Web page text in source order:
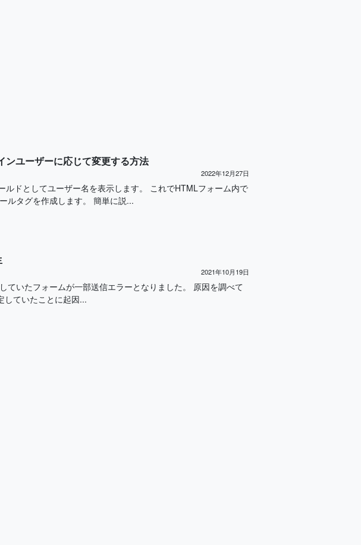
ユーザーに応じて変更する方法
2022年12月27日
ドとしてユーザー名を表示します。 これでHTMLフォーム内で
ルタグを作成します。 簡単に説...
2021年10月19日
いたフォームが一部送信エラーとなりました。 原因を調べて
していたことに起因...